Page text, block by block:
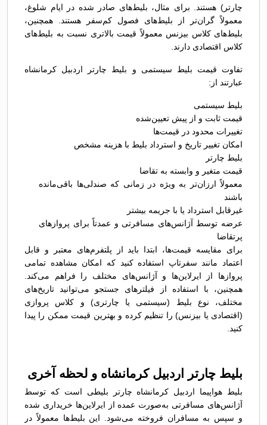
چارتر) هستند. برای مثال، بلیط‌های صادر شده در ایام شلوغ،
معمولاً گران‌تر از بلیط‌های فصول کم‌سفر هستند. همچنین،
بلیط‌های کلاس بیزنس معمولاً قیمت بالاتری نسبت به بلیط‌های
کلاس اقتصادی دارند.
تفاوت قیمت بلیط سیستمی و بلیط چارتر اردبیل کرمانشاه
عبارتند از:
بلیط سیستمی
قیمت ثابت و از پیش تعیین‌شده
تغییرات محدود در قیمت‌ها
امکان تغییر تاریخ و استرداد بلیط با هزینه مشخص
بلیط چارتر
قیمت متغیر و وابسته به تقاضا
معمولاً ارزان‌تر به ویژه در زمانی که صندلی‌ها باقی‌مانده
باشند
غیرقابل استرداد یا با جریمه بیشتر
عرضه توسط آژانس‌های مسافرتی و عمدتاً برای پروازهای
پرتقاضا
برای مقایسه قیمت‌ها، ابتدا باید از پلتفرم‌های معتبر و قابل
اعتماد مانند سفرتاپ استفاده کنید که امکان مشاهده تمامی
پروازها از ایرلاین‌ها و آژانس‌های مختلف را فراهم می‌کند.
همچنین، با استفاده از فیلترهای جستجو می‌توانید تاریخ‌های
مختلف، نوع بلیط (سیستمی یا چارتری) و کلاس پروازی
(اقتصادی یا بیزنس) را تنظیم کرده و بهترین قیمت ممکن را پیدا
کنید.
بلیط چارتر اردبیل کرمانشاه و لحظه آخری
بلیط هواپیما اردبیل کرمانشاه چارتر بلیطی است که توسط
آژانس‌های مسافرتی به‌صورت عمده از ایرلاین‌ها خریداری شده
و سپس به مسافران فروخته می‌شود. این بلیط‌ها معمولاً در